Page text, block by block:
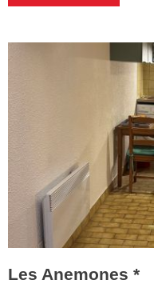
Les Anemones *